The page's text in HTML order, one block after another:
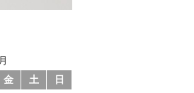
金 土
日